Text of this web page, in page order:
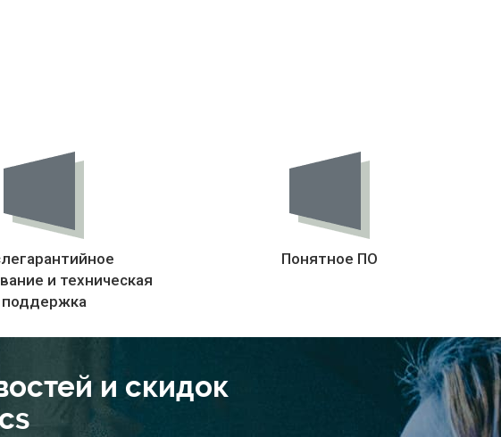
и техническая
поддержка
Понятное ПО
и скидок